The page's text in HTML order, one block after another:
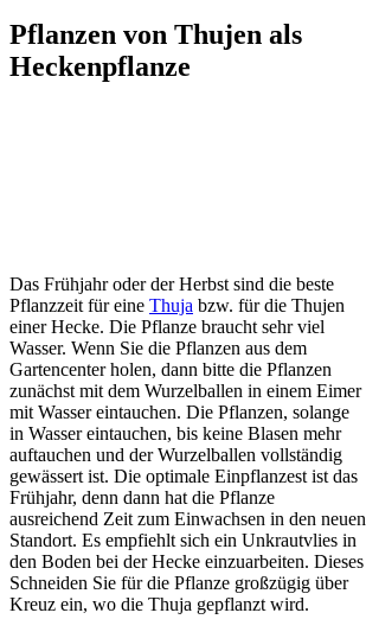
Pflanzen von Thujen als
Heckenpflanze
Das Frühjahr oder der Herbst sind die beste
Pflanzzeit für eine Thuja bzw. für die Thujen
einer Hecke. Die Pflanze braucht sehr viel
Wasser. Wenn Sie die Pflanzen aus dem
Gartencenter holen, dann bitte die Pflanzen
zunächst mit dem Wurzelballen in einem Eimer
mit Wasser eintauchen. Die Pflanzen, solange
in Wasser eintauchen, bis keine Blasen mehr
auftauchen und der Wurzelballen vollständig
gewässert ist. Die optimale Einpflanzest ist das
Frühjahr, denn dann hat die Pflanze
ausreichend Zeit zum Einwachsen in den neuen
Standort. Es empfiehlt sich ein Unkrautvlies in
den Boden bei der Hecke einzuarbeiten. Dieses
Schneiden Sie für die Pflanze großzügig über
Kreuz ein, wo die Thuja gepflanzt wird.